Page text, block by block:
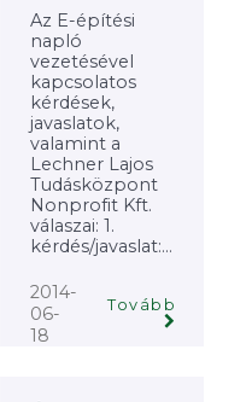
Az E-építési
napló
vezetésével
kapcsolatos
kérdések,
javaslatok,
valamint a
Lechner Lajos
Tudásközpont
Nonprofit Kft.
válaszai: 1.
kérdés/javaslat:...
2014-
06-
18
Tovább